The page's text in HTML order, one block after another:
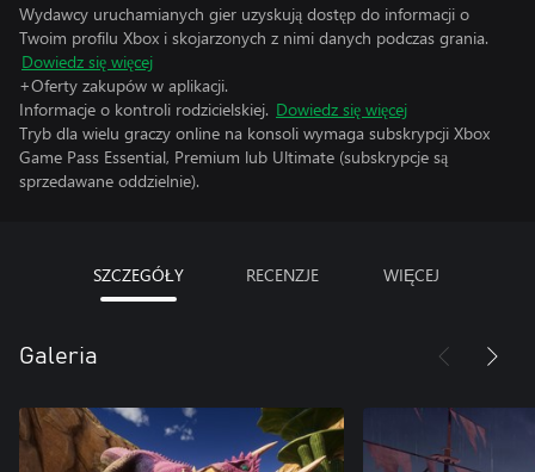
Wydawcy uruchamianych gier uzyskują dostęp do informacji o
Twoim profilu Xbox i skojarzonych z nimi danych podczas grania.
Dowiedz się więcej
+Oferty zakupów w aplikacji.
Informacje o kontroli rodzicielskiej. Dowiedz się więcej
Tryb dla wielu graczy online na konsoli wymaga subskrypcji Xbox
Game Pass Essential, Premium lub Ultimate (subskrypcje są
sprzedawane oddzielnie).
SZCZEGÓŁY RECENZJE WIĘCEJ
Galeria